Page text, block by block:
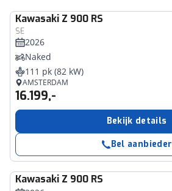
Kawasaki Z 900 RS
SE
2026
Naked
111 pk (82 kW)
AMSTERDAM
16.199,-
Bekijk details
Bel aanbieder
Kawasaki Z 900 RS